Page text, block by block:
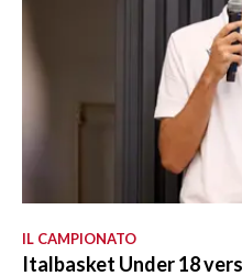
IL CAMPIONATO
Italbasket Under 18